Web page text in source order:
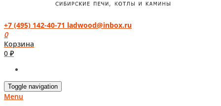
+7 (495) 142-40-71 ladwood@inbox.ru
0
Корзина
0 ₽
Toggle navigation
Menu